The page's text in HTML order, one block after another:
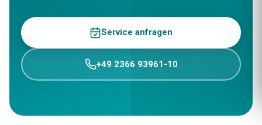
Service anfragen
+49 2366 93961-10